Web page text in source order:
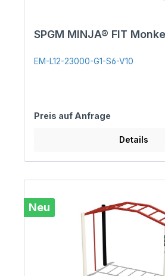
SPGM MINJA® FIT
EM-L12-23000-G1-S6-V10
Preis auf Anfrage
Details
Neu